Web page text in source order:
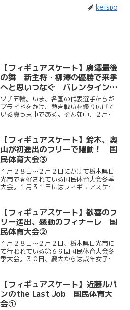
keispo
【フィギュアスケート】廣澤最後
の舞 新主将・柳澤の優勝で来季
へと思いつなぐ バレンタインカ
ップ
ソチ五輪。いま、各国の代表選手たちが
プライドをかけ、熱き戦いを繰り広げて
いる真っ只中である。そんな中、２月１
として第５回バレンタインカップに臨ん
だ。今季見つかった課題を...
【フィギュアスケート】鈴木、奥
山が初進出のフリーで躍動！ 国
民体育大会③
１月２８日～２月２日にかけて栃木県日
光市で開催されている国民体育大会冬季
大会。１月３１日にはフィギュアスケー
が進出できるこのフリースケーティング
に、奥山未季子（環２）、...
【フィギュアスケート】歓喜のフ
リー進出、感動のフィナーレ 国
民体育大会②
１月２８日～２月２日、栃木県日光市に
て行われている第６９回国民体育大会冬
季大会。３０日、慶大からは成年女子シ
ケーティングに近藤琢哉主将（商４）が
出場した。今回の国体は、...
【フィギュアスケート】近藤ルパ
ンのthe Last Job 国民体育大
会①